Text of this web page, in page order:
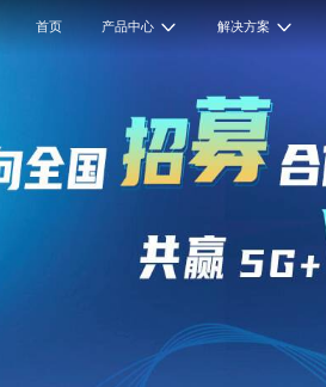
首页 产品中心 解决方案